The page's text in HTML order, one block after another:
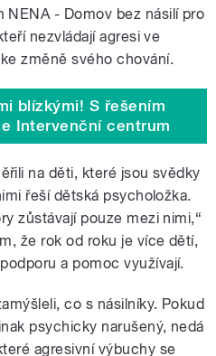
NENA - Domov bez násilí pro
nezvládají agresi ve
změně svého chování.
blízkými! S řešením
Intervenční centrum
na děti, které jsou svědky
řeší dětská psycholožka.
zůstávají pouze mezi nimi,“
že rok od roku je více dětí,
a pomoc využívají.
co s násilníky. Pokud
psychicky narušený, nedá
agresivní výbuchy se